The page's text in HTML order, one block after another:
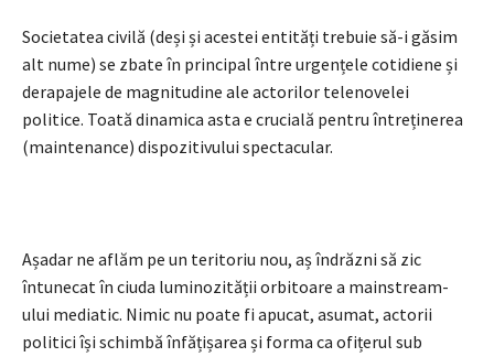
Societatea civilă (deși și acestei entități trebuie să-i găsim
alt nume) se zbate în principal între urgențele cotidiene și
derapajele de magnitudine ale actorilor telenovelei
politice. Toată dinamica asta e crucială pentru întreținerea
(maintenance) dispozitivului spectacular.
Așadar ne aflăm pe un teritoriu nou, aș îndrăzni să zic
întunecat în ciuda luminozității orbitoare a mainstream-
ului mediatic. Nimic nu poate fi apucat, asumat, actorii
politici își schimbă înfățișarea și forma ca ofițerul sub